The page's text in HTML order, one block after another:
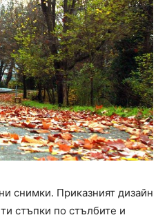
снимки. Приказният дизайн
стъпки по стълбите и